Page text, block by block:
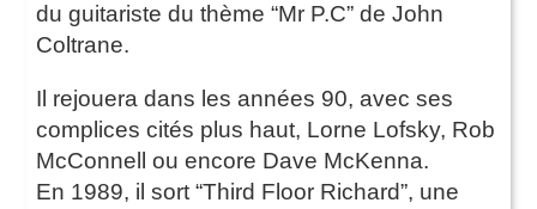
du guitariste du thème “Mr P.C” de John
Coltrane.
Il rejouera dans les années 90, avec ses
complices cités plus haut, Lorne Lofsky, Rob
McConnell ou encore Dave McKenna.
En 1989, il sort “Third Floor Richard”, une